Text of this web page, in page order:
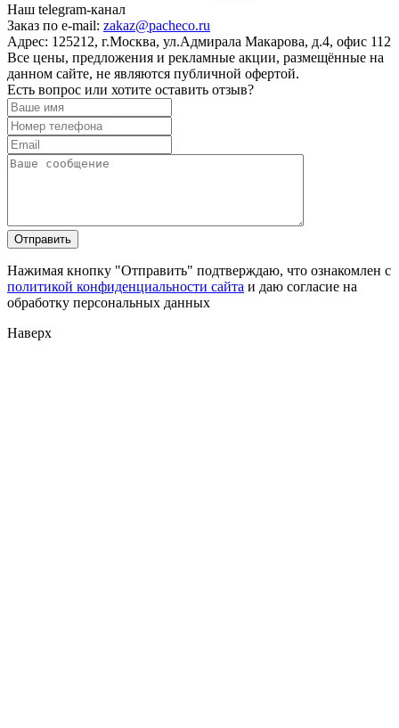
Наш telegram-канал
Заказ по e-mail: zakaz@pacheco.ru
Адрес: 125212, г.Москва, ул.Адмирала Макарова, д.4, офис 112
Все цены, предложения и рекламные акции, размещённые на
данном сайте, не являются публичной офертой.
Есть вопрос или хотите оставить отзыв?
Нажимая кнопку "Отправить" подтверждаю, что ознакомлен с
политикой конфиденциальности сайта и даю согласие на
обработку персональных данных
Наверх